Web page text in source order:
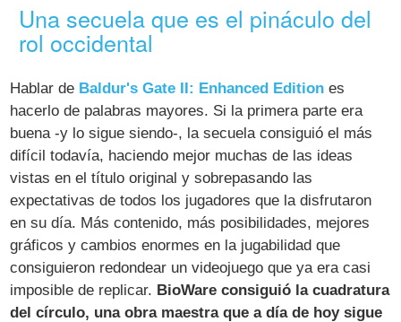
Una secuela que es el pináculo del
rol occidental
Hablar de Baldur's Gate II: Enhanced Edition es
hacerlo de palabras mayores. Si la primera parte era
buena -y lo sigue siendo-, la secuela consiguió el más
difícil todavía, haciendo mejor muchas de las ideas
vistas en el título original y sobrepasando las
expectativas de todos los jugadores que la disfrutaron
en su día. Más contenido, más posibilidades, mejores
gráficos y cambios enormes en la jugabilidad que
consiguieron redondear un videojuego que ya era casi
imposible de replicar. BioWare consiguió la cuadratura
del círculo, una obra maestra que a día de hoy sigue